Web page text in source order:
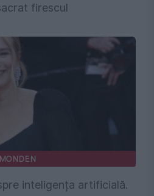
firescul
MONDEN
inteligența artificială.